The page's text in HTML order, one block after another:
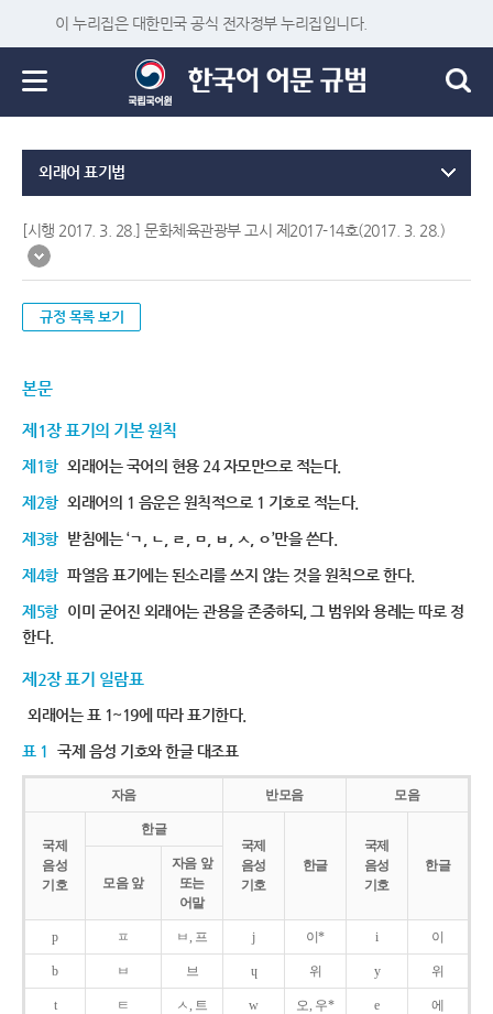
이 누리집은 대한민국 공식 전자정부 누리집입니다.
외래어 표기법
[시행 2017. 3. 28.] 문화체육관광부 고시 제2017-14호(2017. 3. 28.)
규정 목록 보기
본문
제1장 표기의 기본 원칙
제1항 외래어는 국어의 현용 24 자모만으로 적는다.
제2항 외래어의 1 음운은 원칙적으로 1 기호로 적는다.
제3항 받침에는 ‘ㄱ, ㄴ, ㄹ, ㅁ, ㅂ, ㅅ, ㅇ’만을 쓴다.
제4항 파열음 표기에는 된소리를 쓰지 않는 것을 원칙으로 한다.
제5항 이미 굳어진 외래어는 관용을 존중하되, 그 범위와 용례는 따로 정
한다.
제2장 표기 일람표
외래어는 표 1~19에 따라 표기한다.
표 1 국제 음성 기호와 한글 대조표
자음 반모음 모음
국제
음성
기호
한글
국제
음성
기호
한글
국제
음성
기호
한글
모음 앞
자음 앞
또는
어말
p ㅍ ㅂ, 프 j 이* i 이
b ㅂ 브 ɥ 위 y 위
t ㅌ ㅅ, 트 w 오, 우* e 에